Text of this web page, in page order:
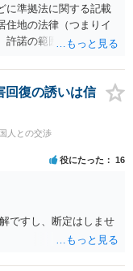
に準拠法に関する記載
住地の法律（つまりイ
許諾の範囲が日本国内
新しい会社との間で契
種類（著作権、商標
する必要があります。
な回答は難しいと思わ
めします。
回復の誘いは信
人との交渉
役にたった 16
ですし、断定はしませ